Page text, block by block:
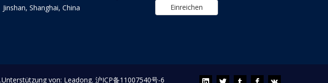
Jinshan, Shanghai, China
Einreichen
.Unterstützung von: Leadong. 沪ICP备11007540号-6